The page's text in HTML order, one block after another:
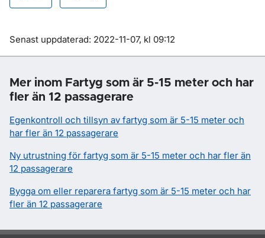
Om sidan
Senast uppdaterad: 2022-11-07, kl 09:12
Mer inom Fartyg som är 5-15 meter och har
fler än 12 passagerare
Egenkontroll och tillsyn av fartyg som är 5-15 meter och
har fler än 12 passagerare
Ny utrustning för fartyg som är 5-15 meter och har fler än
12 passagerare
Bygga om eller reparera fartyg som är 5-15 meter och har
fler än 12 passagerare